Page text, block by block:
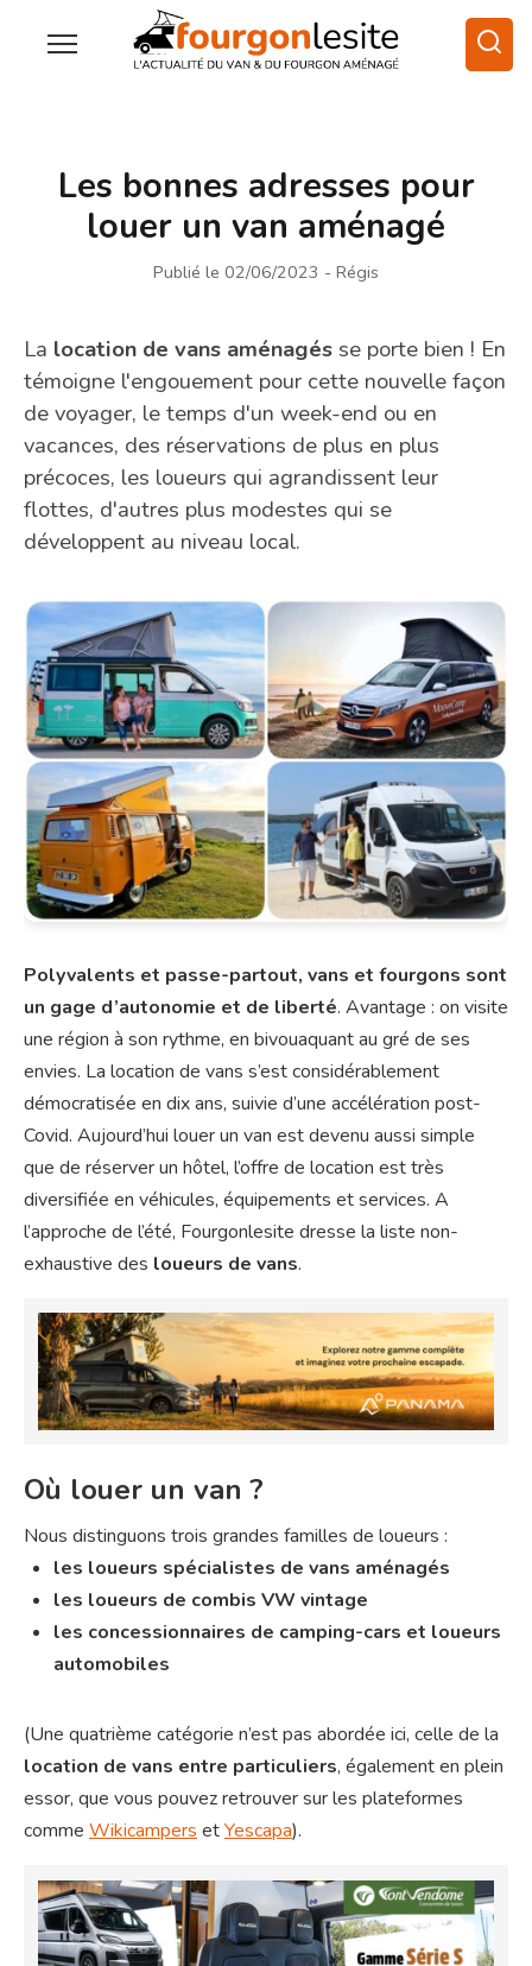
Les bonnes adresses pour
louer un van aménagé
Publié le 02/06/2023 - Régis
La location de vans aménagés se porte bien ! En
témoigne l'engouement pour cette nouvelle façon
de voyager, le temps d'un week-end ou en
vacances, des réservations de plus en plus
précoces, les loueurs qui agrandissent leur
flottes, d'autres plus modestes qui se
développent au niveau local.
Polyvalents et passe-partout, vans et fourgons sont
un gage d’autonomie et de liberté. Avantage : on visite
une région à son rythme, en bivouaquant au gré de ses
envies. La location de vans s’est considérablement
démocratisée en dix ans, suivie d’une accélération post-
Covid. Aujourd’hui louer un van est devenu aussi simple
que de réserver un hôtel, l’offre de location est très
diversifiée en véhicules, équipements et services. A
l’approche de l’été, Fourgonlesite dresse la liste non-
exhaustive des loueurs de vans.
Où louer un van ?
Nous distinguons trois grandes familles de loueurs :
les loueurs spécialistes de vans aménagés
les loueurs de combis VW vintage
les concessionnaires de camping-cars et loueurs
automobiles
(Une quatrième catégorie n’est pas abordée ici, celle de la
location de vans entre particuliers, également en plein
essor, que vous pouvez retrouver sur les plateformes
comme WikicampersetYescapa).